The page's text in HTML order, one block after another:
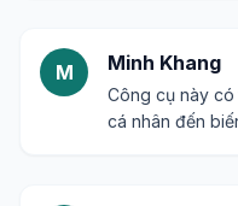
M Minh Khang
Công cụ này
cá nhân đến